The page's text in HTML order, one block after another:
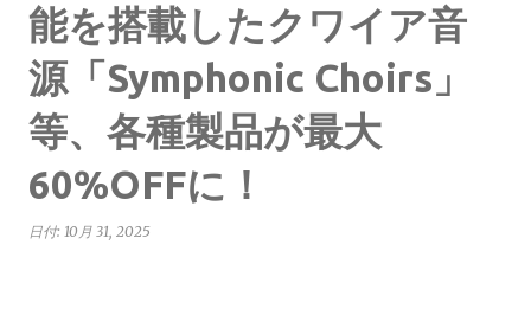
能を搭載したクワイア音
源「Symphonic Choirs」
等、各種製品が最大
60%OFFに！
日付: 10月 31, 2025